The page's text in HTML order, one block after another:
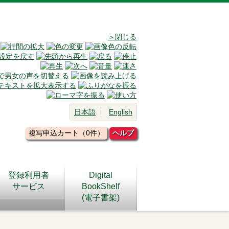
＞閉じる
日本語 English
複写申込カート（0件） ヘルプ
登録利用者
サービス
Digital
BookShelf
(電子書架)